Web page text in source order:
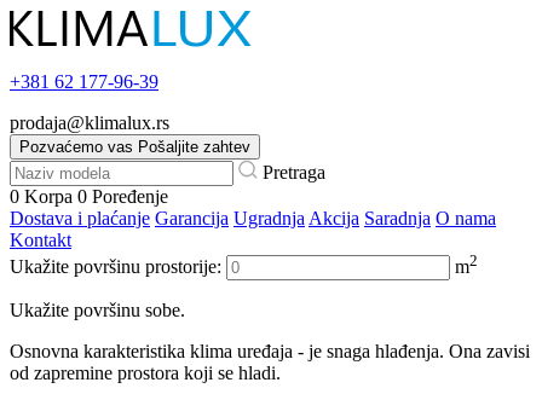
+381 62 177-96-39
prodaja@klimalux.rs
Pozvaćemo vas Pošaljite zahtev
Pretraga
0 Korpa 0 Poređenje
Dostava i plaćanje Garancija Ugradnja Akcija Saradnja O nama
Kontakt
Ukažite površinu prostorije:
m2
Ukažite površinu sobe.
Osnovna karakteristika klima uređaja - je snaga hlađenja. Ona zavisi
od zapremine prostora koji se hladi.